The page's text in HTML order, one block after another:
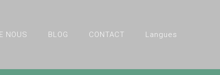
NOUS BLOG CONTACT Langues